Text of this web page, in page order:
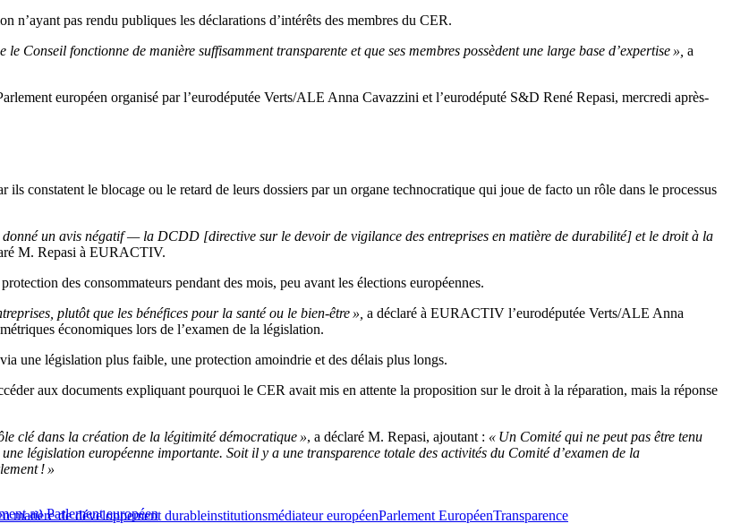
n’ayant pas rendu publiques les déclarations d’intérêts des membres du CER.
fonctionne de manière suffisamment transparente et que ses membres possèdent une large base d’expertise », a
européen organisé par l’eurodéputée Verts/ALE Anna Cavazzini et l’eurodéputé S&D René Repasi, mercredi après-
constatent le blocage ou le retard de leurs dossiers par un organe technocratique qui joue de facto un rôle dans le processus
un avis négatif — la DCDD [directive sur le devoir de vigilance des entreprises en matière de durabilité] et le droit à la
M. Repasi à EURACTIV.
des consommateurs pendant des mois, peu avant les élections européennes.
plutôt que les bénéfices pour la santé ou le bien-être », a déclaré à EURACTIV l’eurodéputée Verts/ALE Anna
économiques lors de l’examen de la législation.
une législation plus faible, une protection amoindrie et des délais plus longs.
aux documents expliquant pourquoi le CER avait mis en attente la proposition sur le droit à la réparation, mais la réponse
clé dans la création de la légitimité démocratique », a déclaré M. Repasi, ajoutant : « Un Comité qui ne peut pas être tenu
législation européenne importante. Soit il y a une transparence totale des activités du Comité d’examen de la
! »
au Parlement européen
matière de développement durableinstitutionsmédiateur européenParlement EuropéenTransparence